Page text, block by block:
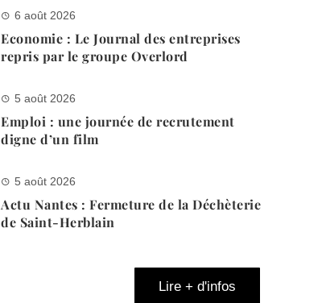
6 août 2026
Economie : Le Journal des entreprises
repris par le groupe Overlord
5 août 2026
Emploi : une journée de recrutement
digne d’un film
5 août 2026
Actu Nantes : Fermeture de la Déchèterie
de Saint-Herblain
Lire + d'infos